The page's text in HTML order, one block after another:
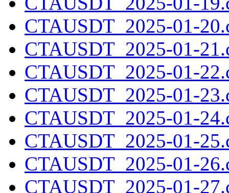
CTAUSDT_2025-01-
CTAUSDT_2025-01-
CTAUSDT_2025-01-
CTAUSDT_2025-01-
CTAUSDT_2025-01-
CTAUSDT_2025-01-
CTAUSDT_2025-01-
CTAUSDT_2025-01-